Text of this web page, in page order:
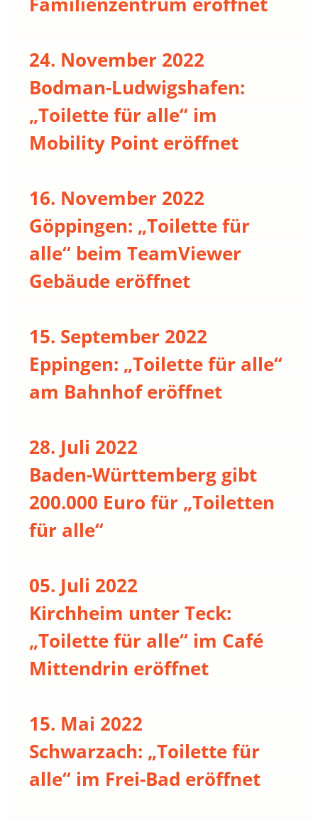
24. November 2022
Bodman-Ludwigshafen:
„Toilette für alle“ im
Mobility Point eröffnet
16. November 2022
Göppingen: „Toilette für
alle“ beim TeamViewer
Gebäude eröffnet
15. September 2022
Eppingen: „Toilette für alle“
am Bahnhof eröffnet
28. Juli 2022
Baden-Württemberg gibt
200.000 Euro für „Toiletten
für alle“
05. Juli 2022
Kirchheim unter Teck:
„Toilette für alle“ im Café
Mittendrin eröffnet
15. Mai 2022
Schwarzach: „Toilette für
alle“ im Frei-Bad eröffnet